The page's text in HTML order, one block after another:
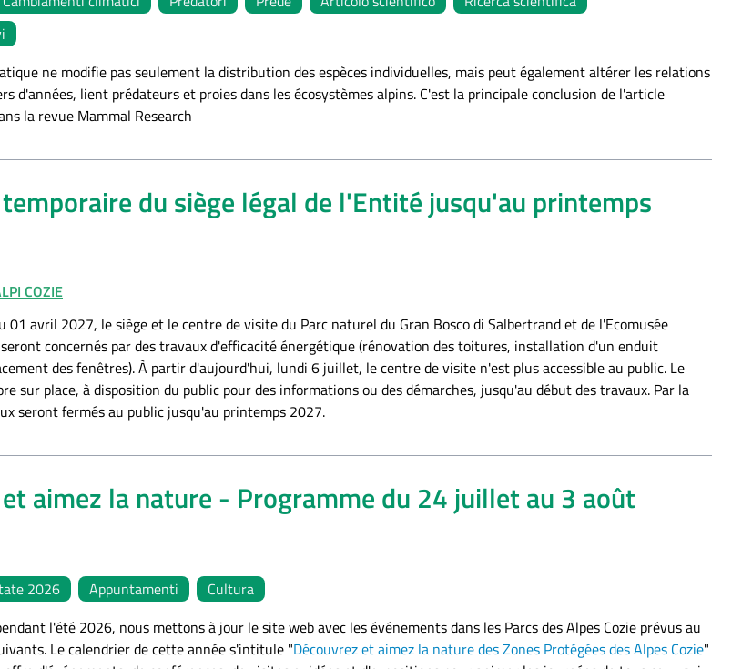
ne modifie pas seulement la distribution des espèces individuelles, mais peut également altérer les relations
d'années, lient prédateurs et proies dans les écosystèmes alpins. C'est la principale conclusion de l'article
la revue Mammal Research
du siège légal de l'Entité jusqu'au printemps
COZIE
avril 2027, le siège et le centre de visite du Parc naturel du Gran Bosco di Salbertrand et de l'Ecomusée
seront concernés par des travaux d'efficacité énergétique (rénovation des toitures, installation d'un enduit
des fenêtres). À partir d'aujourd'hui, lundi 6 juillet, le centre de visite n'est plus accessible au public. Le
sur place, à disposition du public pour des informations ou des démarches, jusqu'au début des travaux. Par la
seront fermés au public jusqu'au printemps 2027.
aimez la nature - Programme du 24 juillet au 3 août
2026 Appuntamenti
Cultura
l'été 2026, nous mettons à jour le site web avec les événements dans les Parcs des Alpes Cozie prévus au
Le calendrier de cette année s'intitule "Découvrez et aimez la nature des Zones Protégées des Alpes Cozie"